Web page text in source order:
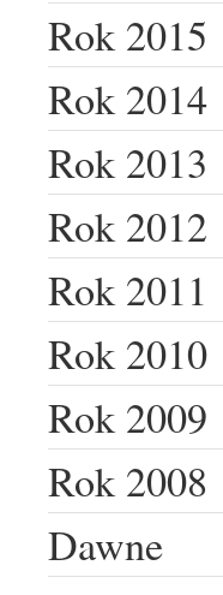
Rok 2015
Rok 2014
Rok 2013
Rok 2012
Rok 2011
Rok 2010
Rok 2009
Rok 2008
Dawne